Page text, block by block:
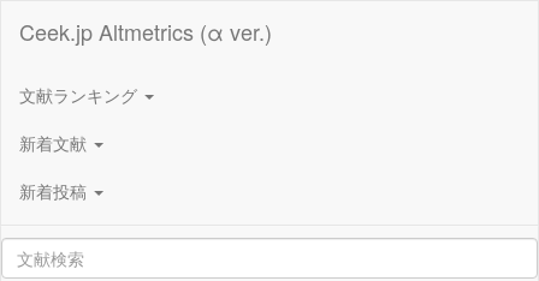
Ceek.jp Altmetrics (α ver.)
文献ランキング
新着文献
新着投稿